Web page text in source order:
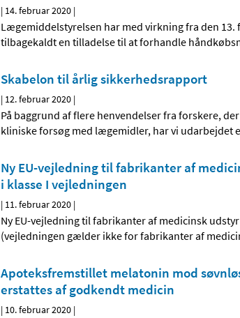
| 14. februar 2020 |
Lægemiddelstyrelsen har med virkning fra den 13.
tilbagekaldt en tilladelse til at forhandle
Skabelon til årlig sikkerhedsrapport
| 12. februar 2020 |
På baggrund af flere henvendelser fra forskere,
kliniske forsøg med lægemidler, har vi udarbejdet
Ny EU-vejledning til fabrikanter af
i klasse I vejledningen
| 11. februar 2020 |
Ny EU-vejledning til fabrikanter af medicinsk udstyr
(vejledningen gælder ikke for fabrikanter af
Apoteksfremstillet melatonin mod
erstattes af godkendt medicin
| 10. februar 2020 |